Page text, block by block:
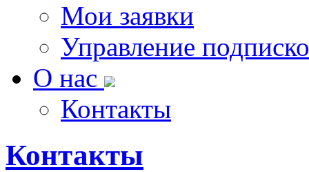
Мои заявки
Управление
О нас
Контакты
Контакты